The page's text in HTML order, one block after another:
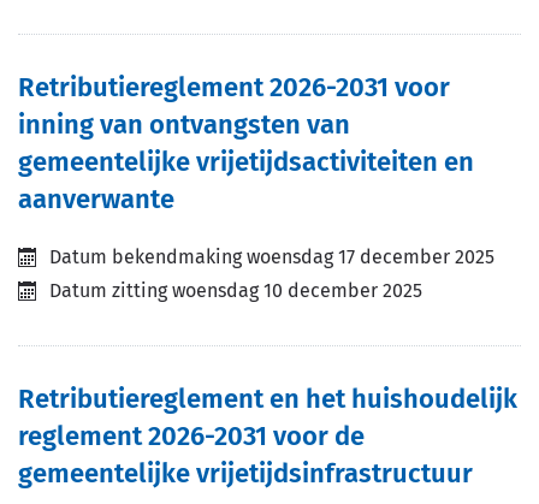
Retributiereglement 2026-2031 voor
inning van ontvangsten van
gemeentelijke vrijetijdsactiviteiten en
aanverwante
Datum bekendmakingwoensdag 17 december 2025
Datum zittingwoensdag 10 december 2025
Retributiereglement en het huishoudelijk
reglement 2026-2031 voor de
gemeentelijke vrijetijdsinfrastructuur